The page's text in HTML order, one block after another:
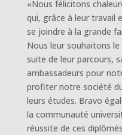
«Nous félicitons
qui, grâce à leur travail
se joindre à la grande
Nous leur souhaitons
suite de leur parcours,
ambassadeurs pour
profiter notre société
leurs études. Bravo
la communauté
réussite de ces